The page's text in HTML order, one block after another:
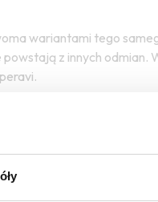
wariantami tego
z innych odmian.
i owocowy charakter,
świeżość.